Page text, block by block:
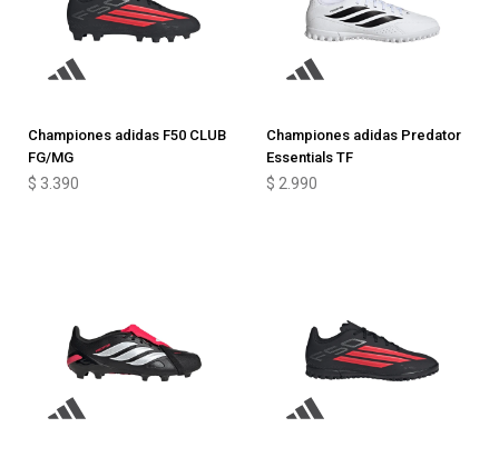
Championes adidas F50 CLUB
FG/MG
$ 3.390
Championes adidas Predator
Essentials TF
$ 2.990